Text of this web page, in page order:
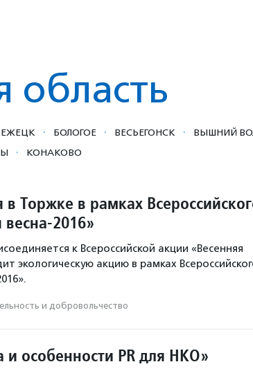
область
· БОЛОГОЕ · ВЕСЬЕГОНСК · ВЫШНИЙ
· КОНАКОВО
в Торжке в рамках
весна-2016»
к Всероссийской акции «Весенняя
экологическую акцию в рамках
и доброволь­чест­во
особенности PR для НКО»